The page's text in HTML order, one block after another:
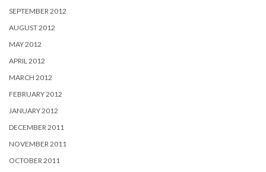
SEPTEMBER 2012
AUGUST 2012
MAY 2012
APRIL 2012
MARCH 2012
FEBRUARY 2012
JANUARY 2012
DECEMBER 2011
NOVEMBER 2011
OCTOBER 2011